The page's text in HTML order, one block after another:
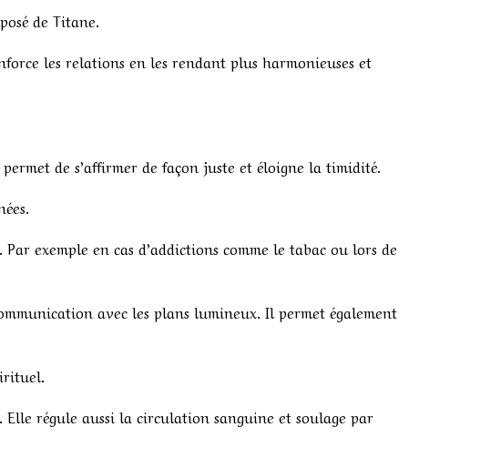
de Titane.
les relations en les rendant plus harmonieuses et
de s’affirmer de façon juste et éloigne la timidité.
exemple en cas d’addictions comme le tabac ou lors de
avec les plans lumineux. Il permet également
régule aussi la circulation sanguine et soulage par